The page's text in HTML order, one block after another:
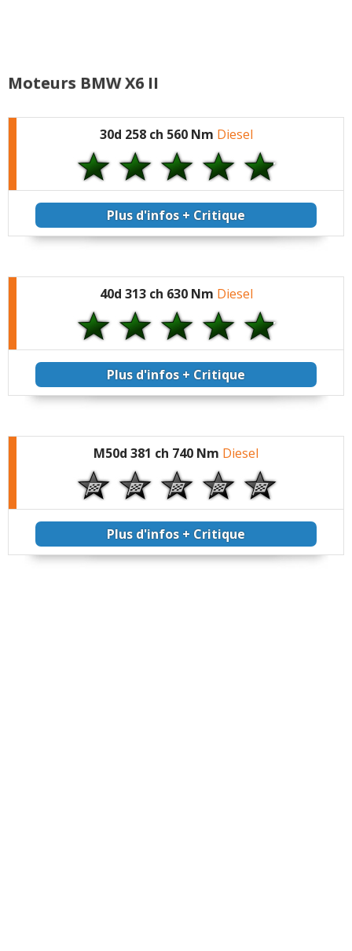
Moteurs BMW X6 II
30d 258 ch 560 Nm Diesel
Plus d'infos + Critique
40d 313 ch 630 Nm Diesel
Plus d'infos + Critique
M50d 381 ch 740 Nm Diesel
Plus d'infos + Critique